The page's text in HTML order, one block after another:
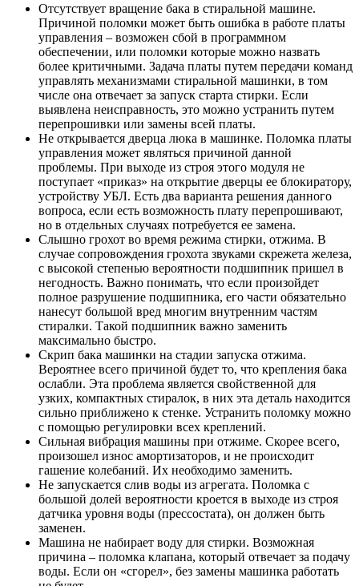
Отсутствует вращение бака в стиральной машине.
Причиной поломки может быть ошибка в работе платы
управления – возможен сбой в программном
обеспечении, или поломки которые можно назвать
более критичными. Задача платы путем передачи команд
управлять механизмами стиральной машинки, в том
числе она отвечает за запуск старта стирки. Если
выявлена неисправность, это можно устранить путем
перепрошивки или замены всей платы.
Не открывается дверца люка в машинке. Поломка платы
управления может являться причиной данной
проблемы. При выходе из строя этого модуля не
поступает «приказ» на открытие дверцы ее блокиратору,
устройству УБЛ. Есть два варианта решения данного
вопроса, если есть возможность плату перепрошивают,
но в отдельных случаях потребуется ее замена.
Слышно грохот во время режима стирки, отжима. В
случае сопровождения грохота звуками скрежета железа,
с высокой степенью вероятности подшипник пришел в
негодность. Важно понимать, что если произойдет
полное разрушение подшипника, его части обязательно
нанесут большой вред многим внутренним частям
стиралки. Такой подшипник важно заменить
максимально быстро.
Скрип бака машинки на стадии запуска отжима.
Вероятнее всего причиной будет то, что крепления бака
ослабли. Эта проблема является свойственной для
узких, компактных стиралок, в них эта деталь находится
сильно приближено к стенке. Устранить поломку можно
с помощью регулировки всех креплений.
Сильная вибрация машины при отжиме. Скорее всего,
произошел износ амортизаторов, и не происходит
гашение колебаний. Их необходимо заменить.
Не запускается слив воды из агрегата. Поломка с
большой долей вероятности кроется в выходе из строя
датчика уровня воды (прессостата), он должен быть
заменен.
Машина не набирает воду для стирки. Возможная
причина – поломка клапана, который отвечает за подачу
воды. Если он «сгорел», без замены машинка работать